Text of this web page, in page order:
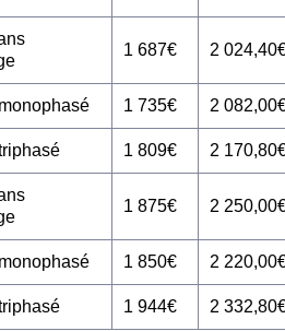
1 687€ 2
1 735€ 2
1 809€ 2
1 875€ 2
1 850€ 2
1 944€ 2